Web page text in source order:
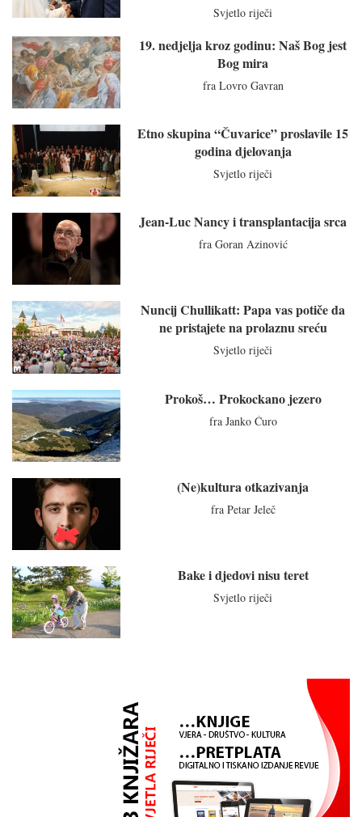
Svjetlo riječi
19. nedjelja kroz godinu: Naš Bog jest
Bog mira
fra Lovro Gavran
Etno skupina “Čuvarice” proslavile 15
godina djelovanja
Svjetlo riječi
Jean-Luc Nancy i transplantacija srca
fra Goran Azinović
Nuncij Chullikatt: Papa vas potiče da
ne pristajete na prolaznu sreću
Svjetlo riječi
Prokoš… Prokockano jezero
fra Janko Ćuro
(Ne)kultura otkazivanja
fra Petar Jeleč
Bake i djedovi nisu teret
Svjetlo riječi